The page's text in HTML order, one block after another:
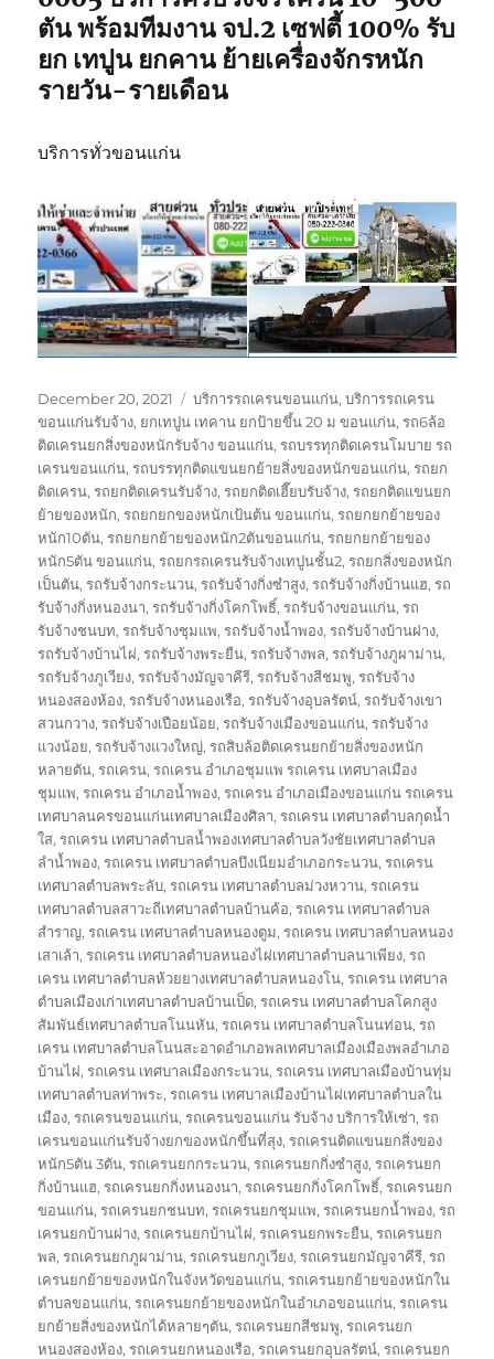
ตัน พร้อมทีมงาน จป.2 เซฟตี้ 100% รับ
ยก เทปูน ยกคาน ย้ายเครื่องจักรหนัก
รายวัน-รายเดือน
บริการทั่วขอนแก่น
Posted
on
December 20, 2021 Tags
บริการรถเครนขอนแก่น,บริการรถเครน
ขอนแก่นรับจ้าง, ยกเทปูน เทคาน ยกป้ายขึ้น 20 ม ขอนแก่น,รถ6ล้อ
ติดเครนยกสิ่งของหนักรับจ้าง ขอนแก่น,รถบรรทุกติดเครนโมบาย รถ
เครนขอนแก่น,รถบรรทุกติดแขนยกย้ายสิ่งของหนักขอนแก่น,รถยก
ติดเครน,รถยกติดเครนรับจ้าง,รถยกติดเฮี๊ยบรับจ้าง,รถยกติดแขนยก
ย้ายของหนัก,รถยกยกของหนักเป้นต้น ขอนแก่น,รถยกยกย้ายของ
หนัก10ตัน,รถยกยกย้ายของหนัก2ตันขอนแก่น,รถยกยกย้ายของ
หนัก5ตัน ขอนแก่น,รถยกรถเครนรับจ้างเทปูนชั้น2,รถยกสิ่งของหนัก
เป็นตัน,รถรับจ้างกระนวน,รถรับจ้างกิ่งซำสูง,รถรับจ้างกิ่งบ้านแฮ,รถ
รับจ้างกิ่งหนองนา,รถรับจ้างกิ่งโคกโพธิ์,รถรับจ้างขอนแก่น,รถ
รับจ้างชนบท,รถรับจ้างชุมแพ,รถรับจ้างน้ำพอง,รถรับจ้างบ้านฝาง,
รถรับจ้างบ้านไผ่,รถรับจ้างพระยืน,รถรับจ้างพล,รถรับจ้างภูผาม่าน,
รถรับจ้างภูเวียง,รถรับจ้างมัญจาคีรี,รถรับจ้างสีชมพู,รถรับจ้าง
หนองสองห้อง,รถรับจ้างหนองเรือ,รถรับจ้างอุบลรัตน์,รถรับจ้างเขา
สวนกวาง,รถรับจ้างเปือยน้อย,รถรับจ้างเมืองขอนแก่น,รถรับจ้าง
แวงน้อย,รถรับจ้างแวงใหญ่,รถสิบล้อติดเครนยกย้ายสิ่งของหนัก
หลายตัน,รถเครน,รถเครน อำเภอชุมแพ รถเครน เทศบาลเมือง
ชุมแพ,รถเครน อำเภอน้ำพอง,รถเครน อำเภอเมืองขอนแก่น รถเครน
เทศบาลนครขอนแก่นเทศบาลเมืองศิลา,รถเครน เทศบาลตำบลกุดน้ำ
ใส,รถเครน เทศบาลตำบลน้ำพองเทศบาลตำบลวังชัยเทศบาลตำบล
ลำน้ำพอง,รถเครน เทศบาลตำบลบึงเนียมอำเภอกระนวน,รถเครน
เทศบาลตำบลพระลับ,รถเครน เทศบาลตำบลม่วงหวาน,รถเครน
เทศบาลตำบลสาวะถีเทศบาลตำบลบ้านค้อ,รถเครน เทศบาลตำบล
สำราญ,รถเครน เทศบาลตำบลหนองตูม,รถเครน เทศบาลตำบลหนอง
เสาเล้า,รถเครน เทศบาลตำบลหนองไผ่เทศบาลตำบลนาเพียง,รถ
เครน เทศบาลตำบลห้วยยางเทศบาลตำบลหนองโน,รถเครน เทศบาล
ตำบลเมืองเก่าเทศบาลตำบลบ้านเป็ด,รถเครน เทศบาลตำบลโคกสูง
สัมพันธ์เทศบาลตำบลโนนหัน,รถเครน เทศบาลตำบลโนนท่อน,รถ
เครน เทศบาลตำบลโนนสะอาดอำเภอพลเทศบาลเมืองเมืองพลอำเภอ
บ้านไผ่,รถเครน เทศบาลเมืองกระนวน,รถเครน เทศบาลเมืองบ้านทุ่ม
เทศบาลตำบลท่าพระ,รถเครน เทศบาลเมืองบ้านไผ่เทศบาลตำบลใน
เมือง,รถเครนขอนแก่น,รถเครนขอนแก่น รับจ้าง บริการให้เช่า,รถ
เครนขอนแก่นรับจ้างยกของหนักขึ้นที่สุง,รถเครนติดแขนยกสิ่งของ
หนัก5ตัน 3ตัน,รถเครนยกกระนวน,รถเครนยกกิ่งซำสูง,รถเครนยก
กิ่งบ้านแฮ,รถเครนยกกิ่งหนองนา,รถเครนยกกิ่งโคกโพธิ์,รถเครนยก
ขอนแก่น,รถเครนยกชนบท,รถเครนยกชุมแพ,รถเครนยกน้ำพอง,รถ
เครนยกบ้านฝาง,รถเครนยกบ้านไผ่,รถเครนยกพระยืน,รถเครนยก
พล,รถเครนยกภูผาม่าน,รถเครนยกภูเวียง,รถเครนยกมัญจาคีรี,รถ
เครนยกย้ายของหนักในจังหวัดขอนแก่น,รถเครนยกย้ายของหนักใน
ตำบลขอนแก่น,รถเครนยกย้ายของหนักในอำเภอขอนแก่น,รถเครน
ยกย้ายสิ่งของหนักได้หลายๆตัน,รถเครนยกสีชมพู,รถเครนยก
หนองสองห้อง,รถเครนยกหนองเรือ,รถเครนยกอุบลรัตน์,รถเครนยก